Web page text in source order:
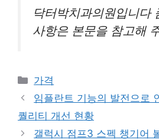
닥터박치과의원입니다
사항은 본문을 참고해
카
테
리
가격
임플란트 기능의 발전으로
퀄리티 개선 현황
갤럭시 점프3 스펙 챙기어